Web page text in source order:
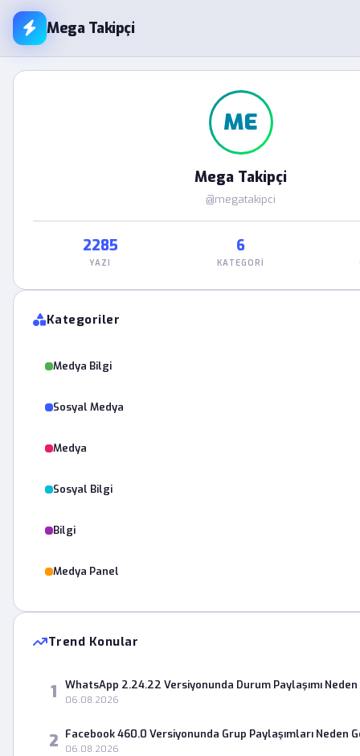
Mega Takipçi
ME
Mega Takipçi
@megatakipci
2285
YAZI
6
KATEGORI
Kategoriler
Medya Bilgi
Sosyal Medya
Medya
Sosyal Bilgi
Bilgi
Medya Panel
Trend Konular
1 WhatsApp 2.24.22 Versiyonunda Durum Paylaşımı
06.08.2026
2 Facebook 460.0 Versiyonunda Grup Paylaşımları Neden
06.08.2026